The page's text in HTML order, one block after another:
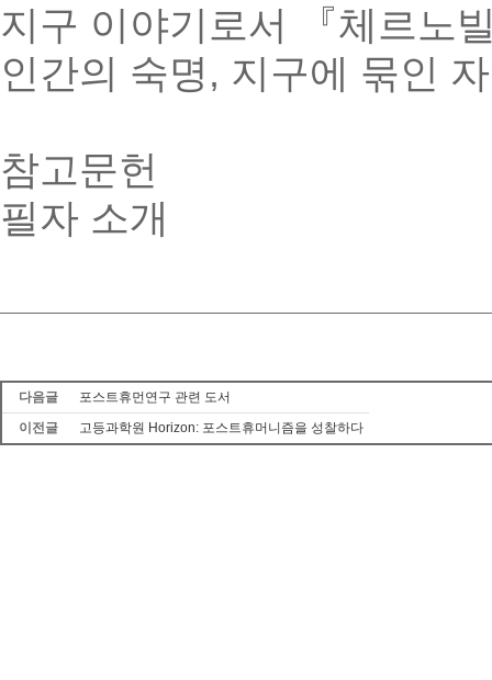
지구 이야기로서 『체르노
인간의 숙명, 지구에 묶인 자
참고문헌
필자 소개
다음글
포스트휴먼연구 관련 도서
이전글
고등과학원 Horizon: 포스트휴머니즘을 성찰하다